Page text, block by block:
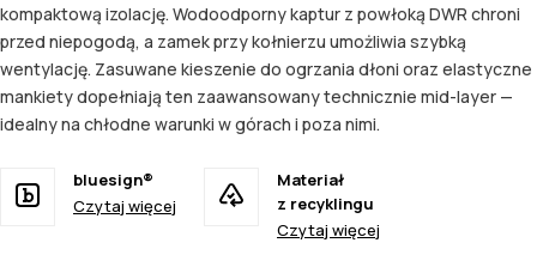
kompaktową izolację. Wodoodporny kaptur z powłoką DWR chroni
przed niepogodą, a zamek przy kołnierzu umożliwia szybką
wentylację. Zasuwane kieszenie do ogrzania dłoni oraz elastyczne
mankiety dopełniają ten zaawansowany technicznie mid-layer —
idealny na chłodne warunki w górach i poza nimi.
bluesign®
Czytaj więcej
Materiał
z recyklingu
Czytaj więcej